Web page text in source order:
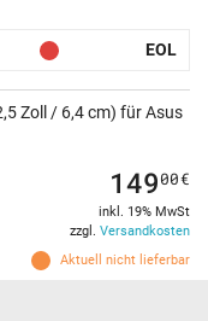
EOL
Zoll / 6,4 cm) für Asus
Aktuell nicht lieferbar
14900€
inkl. 19% MwSt
zzgl. Versandkosten